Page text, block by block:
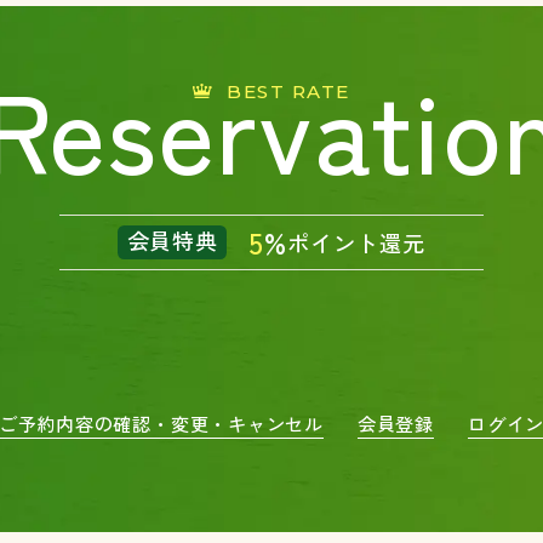
BEST RATE
会員特典 5%ポイント還元
予約内容の確認・変更・キャンセル 会員登録 ログイ